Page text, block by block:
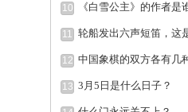
10 《白雪公主》的作者是
11 轮船发出六声短笛，这
12 中国象棋的双方各有几
13 3月5日是什么日子？